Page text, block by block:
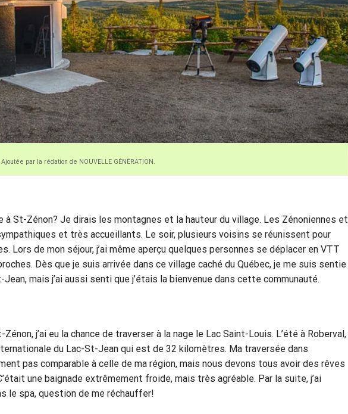
Ajoutée par la rédation de NOUVELLE GÉNÉRATION.
à St-Zénon? Je dirais les montagnes et la hauteur du village. Les Zénoniennes et
et très accueillants. Le soir, plusieurs voisins se réunissent pour
Lors de mon séjour, j’ai même aperçu quelques personnes se déplacer en VTT
Dès que je suis arrivée dans ce village caché du Québec, je me suis sentie
mais j’ai aussi senti que j’étais la bienvenue dans cette communauté.
j’ai eu la chance de traverser à la nage le Lac Saint-Louis. L’été à Roberval,
du Lac-St-Jean qui est de 32 kilomètres. Ma traversée dans
pas comparable à celle de ma région, mais nous devons tous avoir des rêves
une baignade extrêmement froide, mais très agréable. Par la suite, j’ai
le spa, question de me réchauffer!